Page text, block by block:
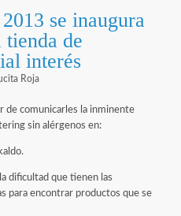
se inaugura
tienda de
interés
Roja
de comunicarles la inminente
sin alérgenos en:
dificultad que tienen las
para encontrar productos que se